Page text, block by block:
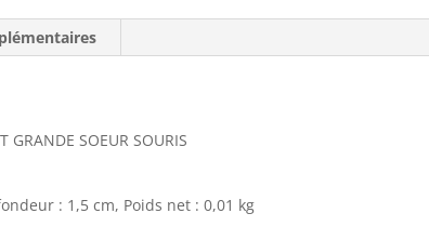
GRANDE SOEUR SOURIS
: 1,5 cm, Poids net : 0,01 kg